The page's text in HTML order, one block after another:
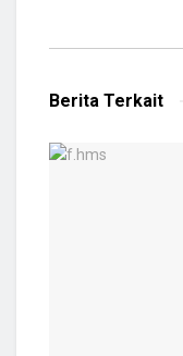
Berita Terkait